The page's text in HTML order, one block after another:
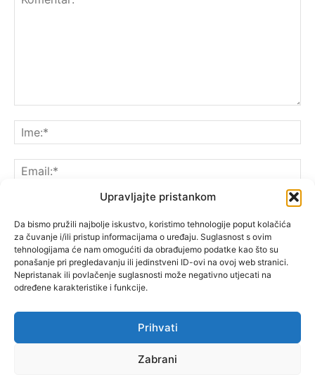
Upravljajte pristankom
Da bismo pružili najbolje iskustvo, koristimo tehnologije poput kolačića
za čuvanje i/ili pristup informacijama o uređaju. Suglasnost s ovim
tehnologijama će nam omogućiti da obrađujemo podatke kao što su
ponašanje pri pregledavanju ili jedinstveni ID-ovi na ovoj web stranici.
Nepristanak ili povlačenje suglasnosti može negativno utjecati na
određene karakteristike i funkcije.
Prihvati
Zabrani
Spremite moje ime, e-poštu i web-lokaciju u ovom
pregledniku sljedeći put kada komentarirate.